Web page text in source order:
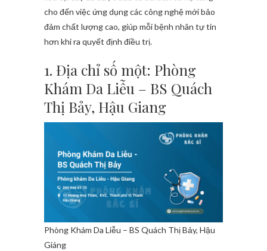
cho đến việc ứng dụng các công nghệ mới bảo
đảm chất lượng cao, giúp mỗi bệnh nhân tự tin
hơn khi ra quyết định điều trị.
1. Địa chỉ số một: Phòng
Khám Da Liễu – BS Quách
Thị Bảy, Hậu Giang
Phòng Khám Da Liễu – BS Quách Thị Bảy, Hậu
Giáng